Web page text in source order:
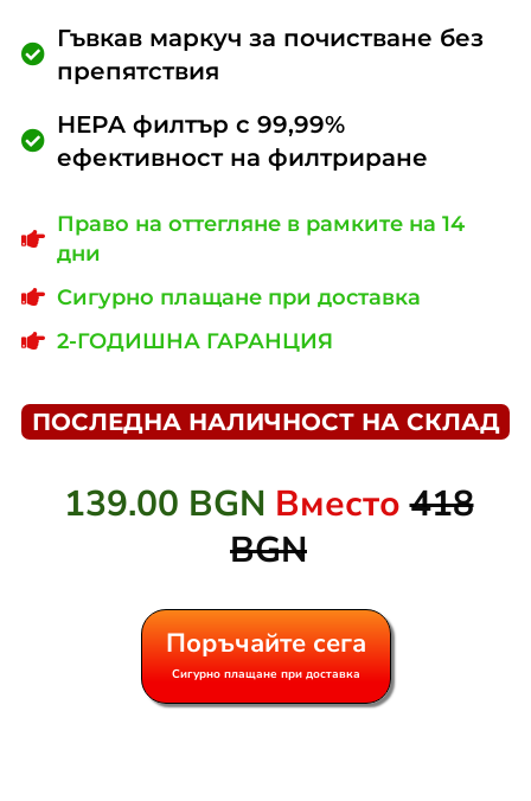
Гъвкав маркуч за почистване без
препятствия
HEPA филтър с 99,99%
ефективност на филтриране
Право на оттегляне в рамките на 14
дни
Сигурно плащане при доставка
2-ГОДИШНА ГАРАНЦИЯ
ПОСЛЕДНА НАЛИЧНОСТ НА СКЛАД
139.00 BGN Вместо418
BGN
Поръчайте сега
Сигурно плащане при доставка